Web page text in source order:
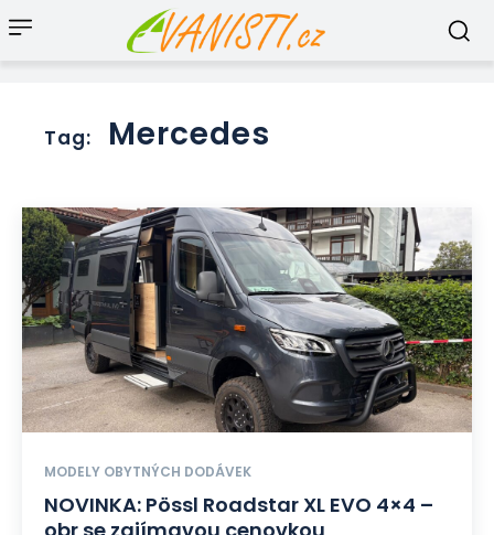
Tag: Mercedes
MODELY OBYTNÝCH DODÁVEK
NOVINKA: Pössl Roadstar XL EVO 4×4 –